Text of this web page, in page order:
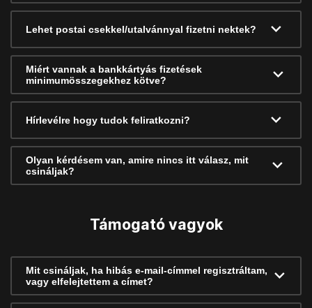
Lehet postai csekkel/utalvánnyal fizetni nektek?
Miért vannak a bankkártyás fizetések
minimumösszegekhez kötve?
Hírlevélre hogy tudok feliratkozni?
Olyan kérdésem van, amire nincs itt válasz, mit
csináljak?
Támogató vagyok
Mit csináljak, ha hibás e-mail-címmel regisztráltam,
vagy elfelejtettem a címet?